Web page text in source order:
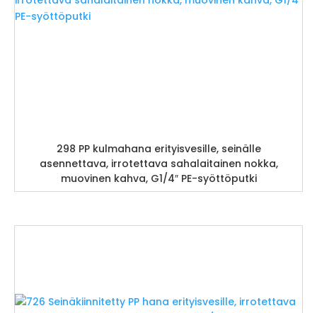
298 PP kulmahana erityisvesille, seinälle
asennettava, irrotettava sahalaitainen nokka,
muovinen kahva, G1/4″ PE-syöttöputki